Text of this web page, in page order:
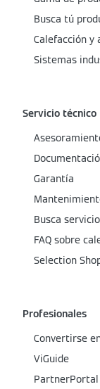
Busca tú
Calefacción y
Sistemas
Servicio técnico
Garantía
Busca
FAQ sobre
Selection
Profesionales
Convertirse
ViGuide
PartnerPortal